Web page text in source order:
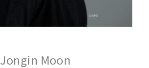
Jongin Moon